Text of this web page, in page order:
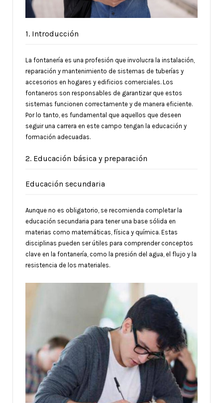
1. Introducción
La fontanería es una profesión que involucra la instalación,
reparación y mantenimiento de sistemas de tuberías y
accesorios en hogares y edificios comerciales. Los
fontaneros son responsables de garantizar que estos
sistemas funcionen correctamente y de manera eficiente.
Por lo tanto, es fundamental que aquellos que deseen
seguir una carrera en este campo tengan la educación y
formación adecuadas.
2. Educación básica y preparación
Educación secundaria
Aunque no es obligatorio, se recomienda completar la
educación secundaria para tener una base sólida en
materias como matemáticas, física y química. Estas
disciplinas pueden ser útiles para comprender conceptos
clave en la fontanería, como la presión del agua, el flujo y la
resistencia de los materiales.